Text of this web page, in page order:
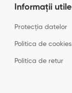
Informații utile
Protecția datelor
Politica de cookies
Politica de retur